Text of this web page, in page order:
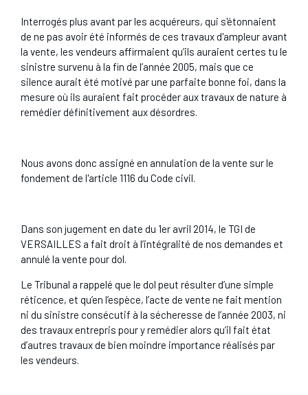
Interrogés plus avant par les acquéreurs, qui s'étonnaient
de ne pas avoir été informés de ces travaux d'ampleur avant
la vente, les vendeurs affirmaient qu’ils auraient certes tu le
sinistre survenu à la fin de l’année 2005, mais que ce
silence aurait été motivé par une parfaite bonne foi, dans la
mesure où ils auraient fait procéder aux travaux de nature à
remédier définitivement aux désordres.
Nous avons donc assigné en annulation de la vente sur le
fondement de l'article 1116 du Code civil.
Dans son jugement en date du 1er avril 2014, le TGI de
VERSAILLES a fait droit à l’intégralité de nos demandes et
annulé la vente pour dol.
Le Tribunal a rappelé que le dol peut résulter d’une simple
réticence, et qu’en l’espèce, l’acte de vente ne fait mention
ni du sinistre consécutif à la sécheresse de l’année 2003, ni
des travaux entrepris pour y remédier alors qu’il fait état
d’autres travaux de bien moindre importance réalisés par
les vendeurs.